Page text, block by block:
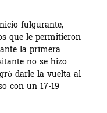
fulgurante,
que le permitieron
la primera
no se hizo
darle la vuelta al
con un 17-19